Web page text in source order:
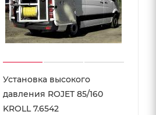
Установка высокого
давления ROJET 85/160
KROLL 7.6542